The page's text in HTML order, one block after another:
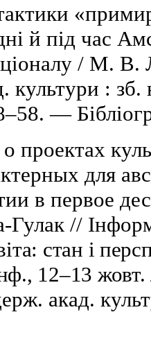
й під час
/ М. В.
культури :
—
проектах
для
в первое
//
стан і
12–13
акад.